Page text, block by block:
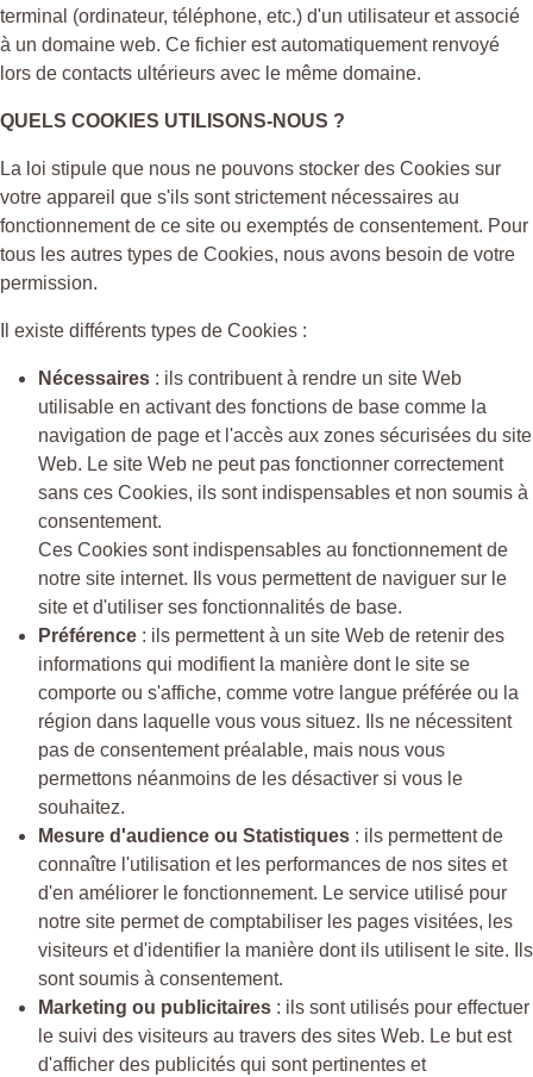
terminal (ordinateur, téléphone, etc.) d'un utilisateur et associé
à un domaine web. Ce fichier est automatiquement renvoyé
lors de contacts ultérieurs avec le même domaine.
QUELS COOKIES UTILISONS-NOUS ?
La loi stipule que nous ne pouvons stocker des Cookies sur
votre appareil que s'ils sont strictement nécessaires au
fonctionnement de ce site ou exemptés de consentement. Pour
tous les autres types de Cookies, nous avons besoin de votre
permission.
Il existe différents types de Cookies :
Nécessaires : ils contribuent à rendre un site Web
utilisable en activant des fonctions de base comme la
navigation de page et l'accès aux zones sécurisées du site
Web. Le site Web ne peut pas fonctionner correctement
sans ces Cookies, ils sont indispensables et non soumis à
consentement.
Ces Cookies sont indispensables au fonctionnement de
notre site internet. Ils vous permettent de naviguer sur le
site et d'utiliser ses fonctionnalités de base.
Préférence : ils permettent à un site Web de retenir des
informations qui modifient la manière dont le site se
comporte ou s'affiche, comme votre langue préférée ou la
région dans laquelle vous vous situez. Ils ne nécessitent
pas de consentement préalable, mais nous vous
permettons néanmoins de les désactiver si vous le
souhaitez.
Mesure d'audience ou Statistiques : ils permettent de
connaître l'utilisation et les performances de nos sites et
d'en améliorer le fonctionnement. Le service utilisé pour
notre site permet de comptabiliser les pages visitées, les
visiteurs et d'identifier la manière dont ils utilisent le site. Ils
sont soumis à consentement.
Marketing ou publicitaires : ils sont utilisés pour effectuer
le suivi des visiteurs au travers des sites Web. Le but est
d'afficher des publicités qui sont pertinentes et